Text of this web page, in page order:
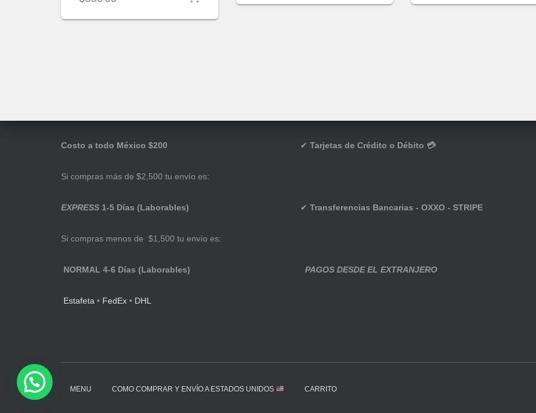
Costo a todo México $200
Si compras más de $2,500 tu envío es:
EXPRESS 1-5 Días (Laborables)
Si compras menos de $1,500 tu envío es:
NORMAL 4-6 Días (Laborables)
Estafeta • FedEx • DHL
✔ Tarjetas de Crédito o Débito 💳
✔ Transferencias Bancarias - OXXO - STRIPE
PAGOS DESDE EL EXTRANJERO
MENU COMO COMPRAR Y ENVÍO A ESTADOS UNIDOS CARRITO